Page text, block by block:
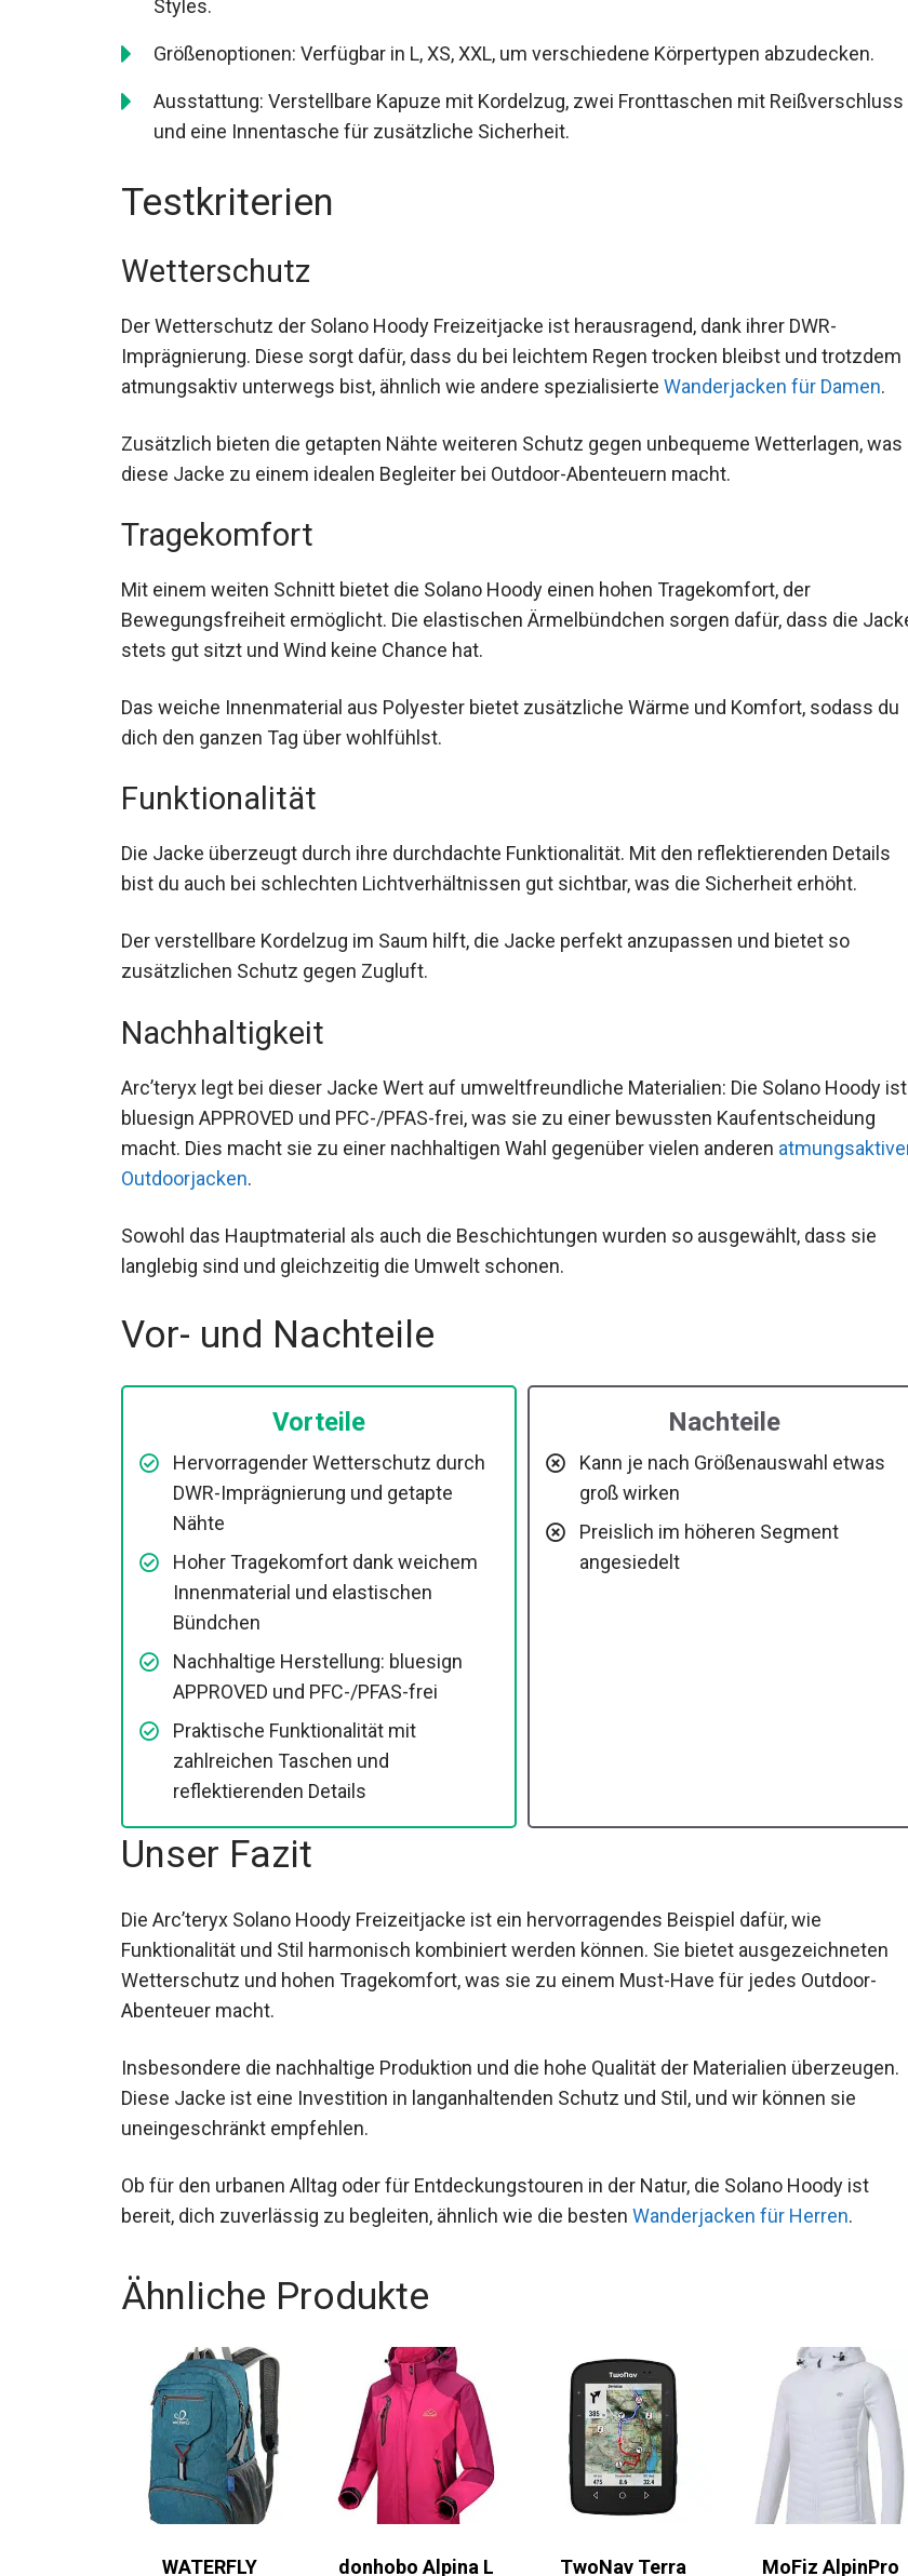
Größenoptionen: Verfügbar in L, XS, XXL, um verschiedene Körpertypen abzudecken.
Ausstattung: Verstellbare Kapuze mit Kordelzug, zwei Fronttaschen mit Reißverschluss
und eine Innentasche für zusätzliche Sicherheit.
Testkriterien
Wetterschutz
Der Wetterschutz der Solano Hoody Freizeitjacke ist herausragend, dank ihrer DWR-
Imprägnierung. Diese sorgt dafür, dass du bei leichtem Regen trocken bleibst und trotzdem
atmungsaktiv unterwegs bist, ähnlich wie andere spezialisierte Wanderjacken für Damen
Zusätzlich bieten die getapten Nähte weiteren Schutz gegen unbequeme Wetterlagen, was
diese Jacke zu einem idealen Begleiter bei Outdoor-Abenteuern macht.
Tragekomfort
Mit einem weiten Schnitt bietet die Solano Hoody einen hohen Tragekomfort, der
Bewegungsfreiheit ermöglicht. Die elastischen Ärmelbündchen sorgen dafür, dass die
Jacke stets gut sitzt und Wind keine Chance hat.
Das weiche Innenmaterial aus Polyester bietet zusätzliche Wärme und Komfort, sodass du
dich den ganzen Tag über wohlfühlst.
Funktionalität
Die Jacke überzeugt durch ihre durchdachte Funktionalität. Mit den reflektierenden Details
bist du auch bei schlechten Lichtverhältnissen gut sichtbar, was die Sicherheit erhöht.
Der verstellbare Kordelzug im Saum hilft, die Jacke perfekt anzupassen und bietet so
zusätzlichen Schutz gegen Zugluft.
Nachhaltigkeit
Arc’teryx legt bei dieser Jacke Wert auf umweltfreundliche Materialien: Die Solano Hoody ist
bluesign APPROVED und PFC-/PFAS-frei, was sie zu einer bewussten Kaufentscheidung
macht. Dies macht sie zu einer nachhaltigen Wahl gegenüber vielen anderen
atmungsaktiven Outdoorjacken
Sowohl das Hauptmaterial als auch die Beschichtungen wurden so ausgewählt, dass sie
langlebig sind und gleichzeitig die Umwelt schonen.
Vor- und Nachteile
Vorteile
Hervorragender Wetterschutz durch
DWR-Imprägnierung und getapte
Nähte
Hoher Tragekomfort dank weichem
Innenmaterial und elastischen
Bündchen
Nachhaltige Herstellung: bluesign
APPROVED und PFC-/PFAS-frei
Praktische Funktionalität mit
zahlreichen Taschen und
reflektierenden Details
Nachteile
Kann je nach Größenauswahl etwas
groß wirken
Preislich im höheren Segment
angesiedelt
Unser Fazit
Die Arc’teryx Solano Hoody Freizeitjacke ist ein hervorragendes Beispiel dafür, wie
Funktionalität und Stil harmonisch kombiniert werden können. Sie bietet ausgezeichneten
Wetterschutz und hohen Tragekomfort, was sie zu einem Must-Have für jedes Outdoor-
Abenteuer macht.
Insbesondere die nachhaltige Produktion und die hohe Qualität der Materialien überzeugen.
Diese Jacke ist eine Investition in langanhaltenden Schutz und Stil, und wir können sie
uneingeschränkt empfehlen.
Ob für den urbanen Alltag oder für Entdeckungstouren in der Natur, die Solano Hoody ist
bereit, dich zuverlässig zu begleiten, ähnlich wie die besten Wanderjacken für Herren
Ähnliche Produkte
WATERFLY
donhobo Alpina L
TwoNav Terra
MoFiz AlpinPro